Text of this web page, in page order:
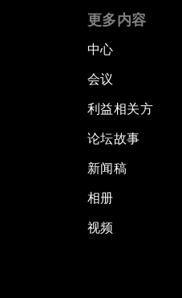
更多内容
中心
会议
利益相关方
论坛故事
新闻稿
相册
视频